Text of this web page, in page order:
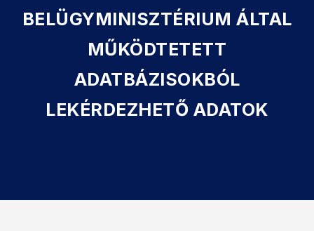
BELÜGYMINISZTÉRIUM ÁLTAL
MŰKÖDTETETT
ADATBÁZISOKBÓL
LEKÉRDEZHETŐ ADATOK